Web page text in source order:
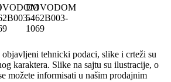
objavljeni tehnicki podaci, slike i crteži su
karaktera. Slike na sajtu su ilustracije, o
možete informisati u našim prodajnim